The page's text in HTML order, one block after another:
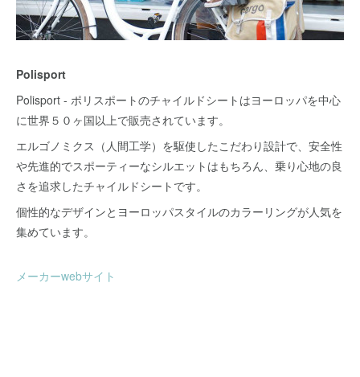
Polisport
Polisport - ポリスポートのチャイルドシートはヨーロッパを中心
に世界５０ヶ国以上で販売されています。
エルゴノミクス（人間工学）を駆使したこだわり設計で、安全性
や先進的でスポーティーなシルエットはもちろん、乗り心地の良
さを追求したチャイルドシートです。
個性的なデザインとヨーロッパスタイルのカラーリングが人気を
集めています。
メーカーwebサイト